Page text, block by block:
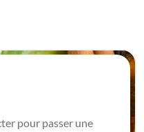
pour passer une